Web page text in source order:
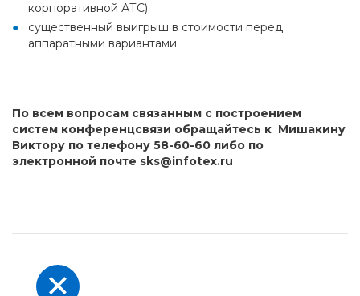
корпоративной АТС);
существенный выигрыш в стоимости перед
аппаратными вариантами.
По всем вопросам cвязанным с построением
систем конференцсвязи обращайтесь к Мишакину
Виктору по телефону 58-60-60 либо по
электронной почте sks@infotex.ru